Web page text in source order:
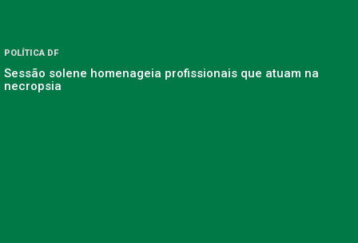
POLÍTICA DF
Sessão solene homenageia profissionais que atuam na
necropsia